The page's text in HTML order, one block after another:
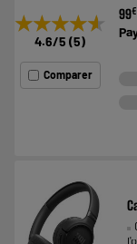
★★★★★
★★★★★
4.6/5 (5)
Comparer
99€